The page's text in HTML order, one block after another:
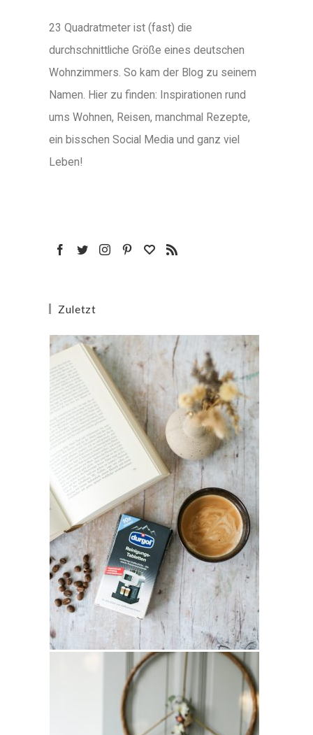
23 Quadratmeter ist (fast) die
durchschnittliche Größe eines deutschen
Wohnzimmers. So kam der Blog zu seinem
Namen. Hier zu finden: Inspirationen rund
ums Wohnen, Reisen, manchmal Rezepte,
ein bisschen Social Media und ganz viel
Leben!
Zuletzt